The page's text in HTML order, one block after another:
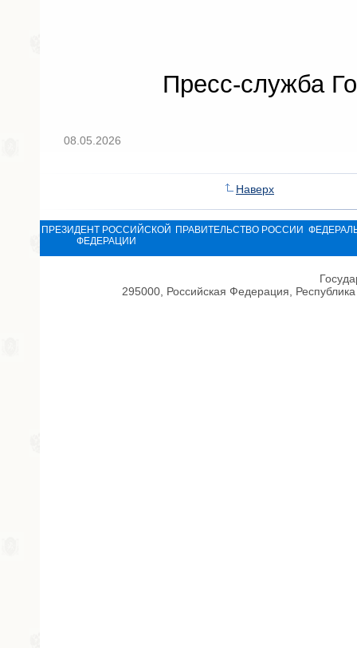
Пресс-служба
08.05.2026
Наверх
ПРЕЗИДЕНТ РОССИЙСКОЙ
ФЕДЕРАЦИИ
ПРАВИТЕЛЬСТВО РОССИИ
295000, Российская Федерация,